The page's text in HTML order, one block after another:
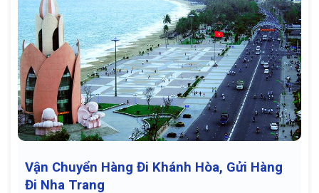
Vận Chuyển Hàng Đi Khánh Hòa, Gửi Hàng
Đi Nha Trang